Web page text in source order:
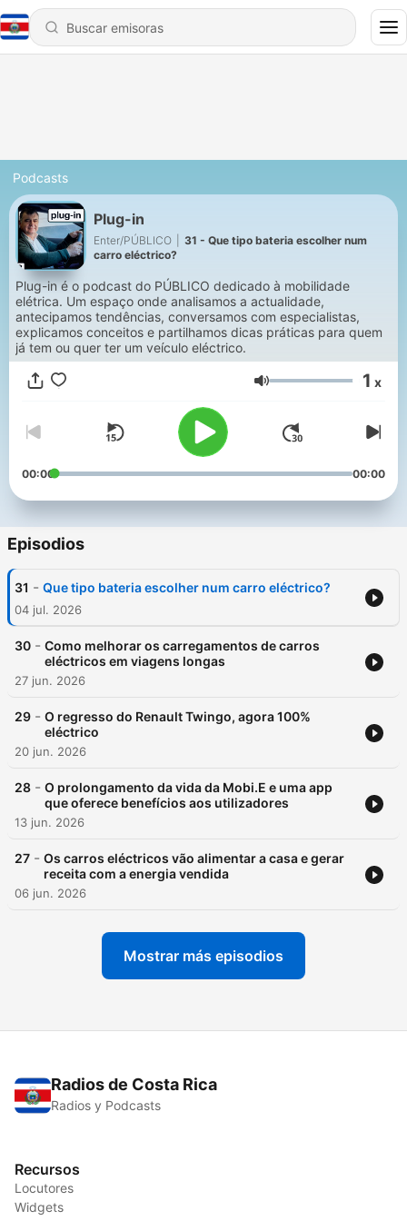
Podcasts
Plug-in
Enter/PÚBLICO
31 - Que tipo bateria escolher num
carro eléctrico?
Plug-in é o podcast do PÚBLICO dedicado à mobilidade
elétrica. Um espaço onde analisamos a actualidade,
antecipamos tendências, conversamos com especialistas,
explicamos conceitos e partilhamos dicas práticas para quem
já tem ou quer ter um veículo eléctrico.
Volumen 1 x
00:00 00:00
Episodios
31 - Que tipo bateria escolher num carro eléctrico?
04 jul. 2026
30 - Como melhorar os carregamentos de carros
eléctricos em viagens longas
27 jun. 2026
29 - O regresso do Renault Twingo, agora 100%
eléctrico
20 jun. 2026
28 - O prolongamento da vida da Mobi.E e uma app
que oferece benefícios aos utilizadores
13 jun. 2026
27 - Os carros eléctricos vão alimentar a casa e gerar
receita com a energia vendida
06 jun. 2026
Mostrar más episodios
Radios de Costa Rica
Radios y Podcasts
Recursos
Locutores
Widgets